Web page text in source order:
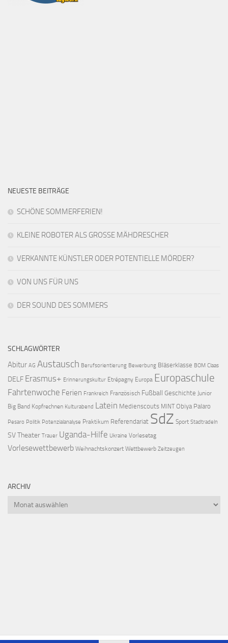
NEUESTE BEITRÄGE
SCHÖNE SOMMERFERIEN!
KLEINE ROBOTER ALS GROSSE MÄHDRESCHER
VERKANNTE KÜNSTLER ODER POTENTIELLE MÖRDER?
VON UNS FÜR UNS
DER SOUND DES SOMMERS
SCHLAGWÖRTER
Abitur AG Austausch Berufsorientierung Bewerbung Bläserklasse BOM Claas
DELF Erasmus+ Erinnerungskultur Etrépagny Europa Europaschule
Fahrtenwoche Ferien Frankreich Französisch Fußball Geschichte Junior
Big Band Kopfrechnen Kulturabend Latein Medienscouts MINT Obiya Palaro
Pesaro Politik Potenzialanalyse Praktikum Referendariat SdZ Sport Stadtradeln
SVTheater Trauer Uganda-Hilfe Ukraine Vorlesetag
Vorlesewettbewerb Weihnachtskonzert Wettbewerb Zeitzeugen
ARCHIV